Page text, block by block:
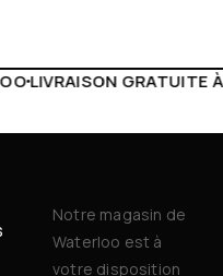
À PARTIR DE 150€LIVE
Notre magasin de
Waterloo est à
votre disposition